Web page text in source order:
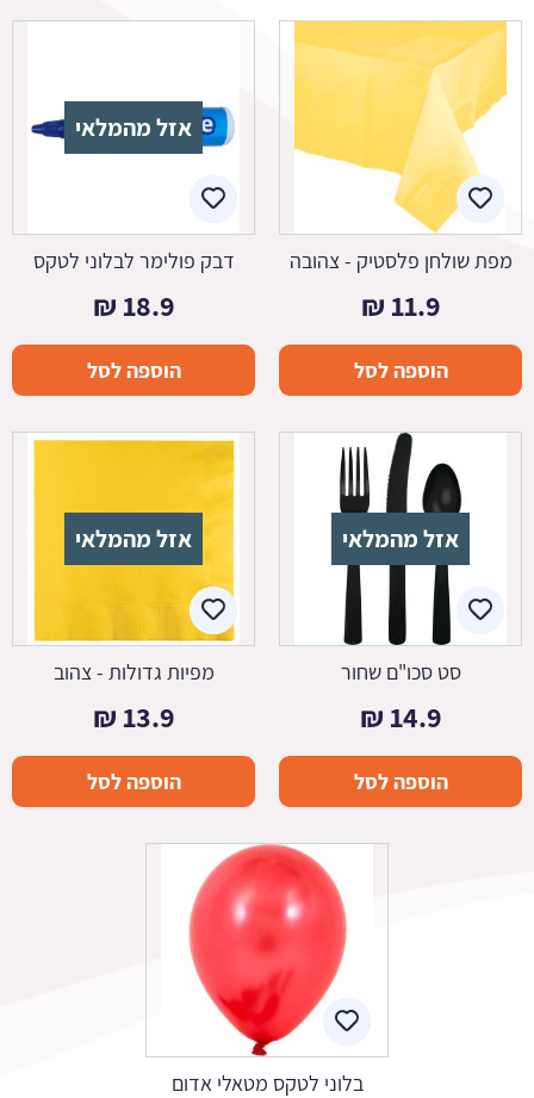
מפת שולחן פלסטיק - צהובה
11.9
₪
הוספה לסל
אזל מהמלאי
דבק פולימר לבלוני לטקס
18.9
₪
הוספה לסל
אזל מהמלאי
סט סכו"ם שחור
14.9
₪
הוספה לסל
אזל מהמלאי
מפיות גדולות - צהוב
13.9
₪
הוספה לסל
בלוני לטקס מטאלי אדום